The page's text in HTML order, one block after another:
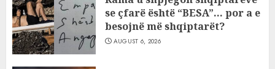
se çfarë është “BESA”… por a e
besojnë më shqiptarët?
AUGUST 6, 2026